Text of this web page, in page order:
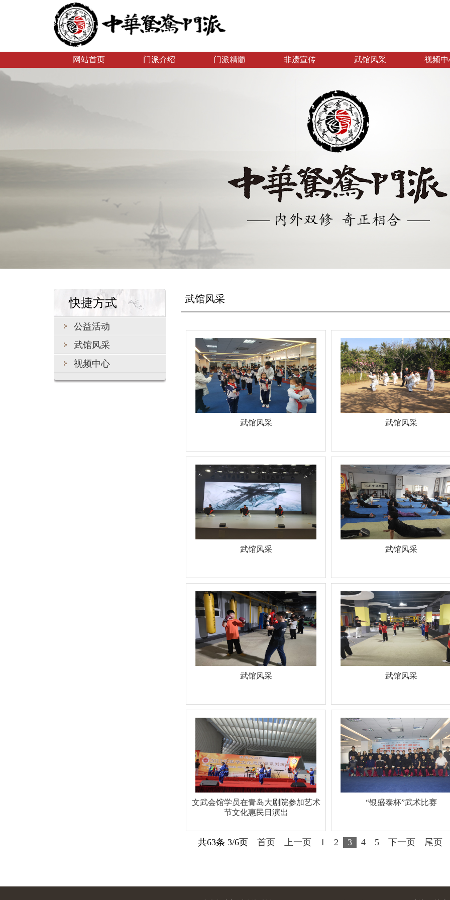
网站首页 门派介绍 门派精髓 非遗宣传 武馆风采 视频中
快捷方式
公益活动
武馆风采
视频中心
武馆风采
武馆风采 武馆风采
武馆风采 武馆风采
武馆风采 武馆风采
文武会馆学员在青岛大剧院参加艺术
节文化惠民日演出
“银盛泰杯”武术比赛
共63条 3/6页 首页 上一页 1 2 3 4 5 下一页 尾页